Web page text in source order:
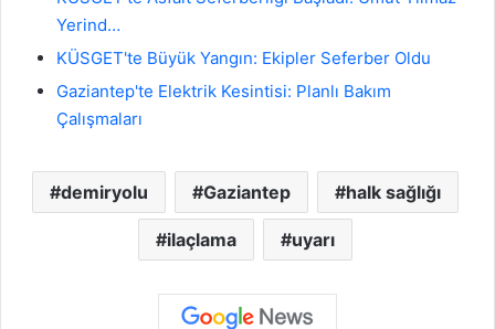
Yerind…
KÜSGET'te Büyük Yangın: Ekipler Seferber Oldu
Gaziantep'te Elektrik Kesintisi: Planlı Bakım
Çalışmaları
demiryolu Gaziantep halk sağlığı
ilaçlama uyarı